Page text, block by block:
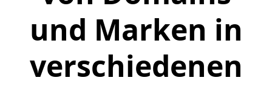
und Marken in
verschiedenen